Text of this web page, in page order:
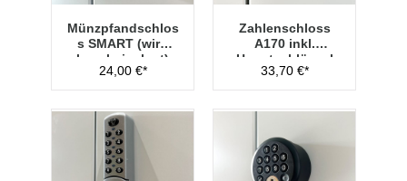
Münzpfandschlos
s SMART (wird
lose beigelegt)
24,00 €*
Zahlenschloss
A170 inkl.
Hauptschlüssel
Typ 1
33,70 €*